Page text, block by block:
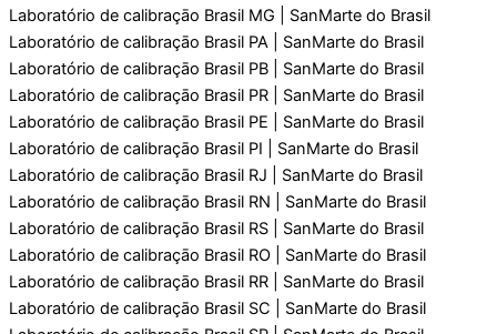
Laboratório de calibraçāo Brasil MG | SanMarte do Brasil
Laboratório de calibraçāo Brasil PA | SanMarte do Brasil
Laboratório de calibraçāo Brasil PB | SanMarte do Brasil
Laboratório de calibraçāo Brasil PR | SanMarte do Brasil
Laboratório de calibraçāo Brasil PE | SanMarte do Brasil
Laboratório de calibraçāo Brasil PI | SanMarte do Brasil
Laboratório de calibraçāo Brasil RJ | SanMarte do Brasil
Laboratório de calibraçāo Brasil RN | SanMarte do Brasil
Laboratório de calibraçāo Brasil RS | SanMarte do Brasil
Laboratório de calibraçāo Brasil RO | SanMarte do Brasil
Laboratório de calibraçāo Brasil RR | SanMarte do Brasil
Laboratório de calibraçāo Brasil SC | SanMarte do Brasil